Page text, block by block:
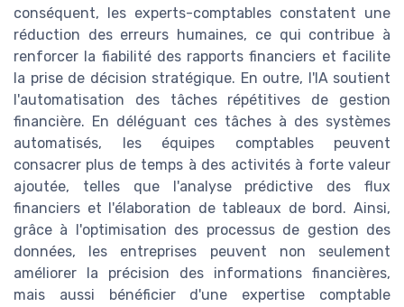
conséquent, les experts-comptables constatent une
réduction des erreurs humaines, ce qui contribue à
renforcer la fiabilité des rapports financiers et facilite
la prise de décision stratégique. En outre, l'IA soutient
l'automatisation des tâches répétitives de gestion
financière. En déléguant ces tâches à des systèmes
automatisés, les équipes comptables peuvent
consacrer plus de temps à des activités à forte valeur
ajoutée, telles que l'analyse prédictive des flux
financiers et l'élaboration de tableaux de bord. Ainsi,
grâce à l'optimisation des processus de gestion des
données, les entreprises peuvent non seulement
améliorer la précision des informations financières,
mais aussi bénéficier d'une expertise comptable